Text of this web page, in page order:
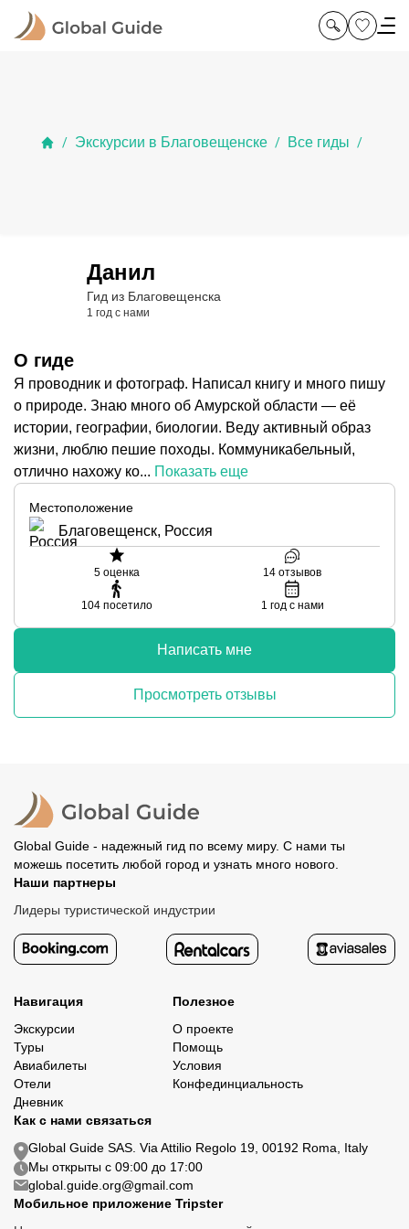
/ Экскурсии в Благовещенске / Все гиды /
Данил
Гид из Благовещенска
1 год с нами
О гиде
Я проводник и фотограф. Написал книгу и много пишу
о природе. Знаю много об Амурской области — её
истории, географии, биологии. Веду активный образ
жизни, люблю пешие походы. Коммуникабельный,
отлично нахожу ко... Показать еще
Местоположение
Благовещенск, Россия
5 оценка 14 отзывов
104 посетило 1 год с нами
Написать мне
Просмотреть отзывы
Global Guide - надежный гид по всему миру. С нами ты
можешь посетить любой город и узнать много нового.
Наши партнеры
Лидеры туристической индустрии
Навигация
Экскурсии
Туры
Авиабилеты
Отели
Дневник
Полезное
О проекте
Помощь
Условия
Конфединциальность
Как с нами связаться
Global Guide SAS. Via Attilio Regolo 19, 00192 Roma, Italy
Мы открыты с 09:00 до 17:00
global.guide.org@gmail.com
Мобильное приложение Tripster